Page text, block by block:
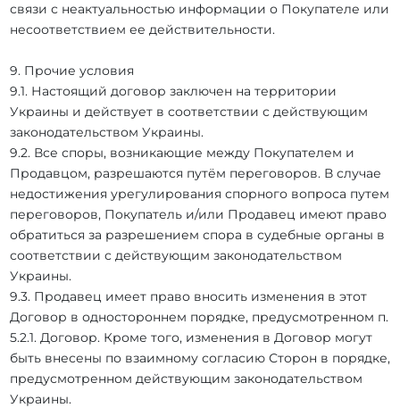
связи с неактуальностью информации о Покупателе или
несоответствием ее действительности.
9. Прочие условия
9.1. Настоящий договор заключен на территории
Украины и действует в соответствии с действующим
законодательством Украины.
9.2. Все споры, возникающие между Покупателем и
Продавцом, разрешаются путём переговоров. В случае
недостижения урегулирования спорного вопроса путем
переговоров, Покупатель и/или Продавец имеют право
обратиться за разрешением спора в судебные органы в
соответствии с действующим законодательством
Украины.
9.3. Продавец имеет право вносить изменения в этот
Договор в одностороннем порядке, предусмотренном п.
5.2.1. Договор. Кроме того, изменения в Договор могут
быть внесены по взаимному согласию Сторон в порядке,
предусмотренном действующим законодательством
Украины.